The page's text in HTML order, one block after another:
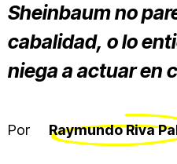
Sheinbaum no
cabalidad, o lo
niega a actuar en
Por Raymundo Riva